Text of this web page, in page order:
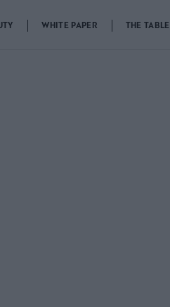
WHITE PAPER THE TABLE